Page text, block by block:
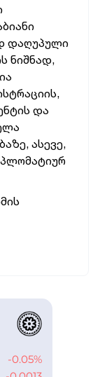
დაღუპული
ნიშნად,
და
ასევე,